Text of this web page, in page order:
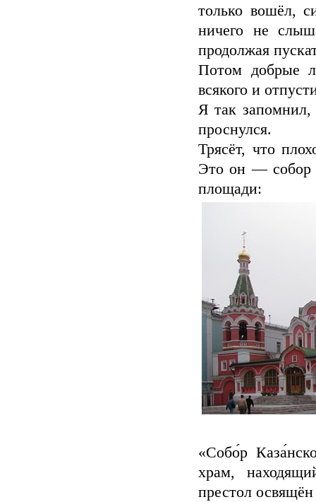
только вошёл,
ничего не
продолжая
Потом добрые
всякого и
Я так
проснулся.
Трясёт, что
Это он — собор
площади:
«Собо́р
храм,
престол